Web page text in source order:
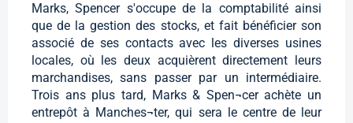
Marks, Spencer s'occupe de la comptabilité ainsi
que de la gestion des stocks, et fait bénéficier son
associé de ses contacts avec les diverses usines
locales, où les deux acquièrent directement leurs
marchandises, sans passer par un intermédiaire.
Trois ans plus tard, Marks & Spen¬cer achète un
entrepôt à Manches¬ter, qui sera le centre de leur